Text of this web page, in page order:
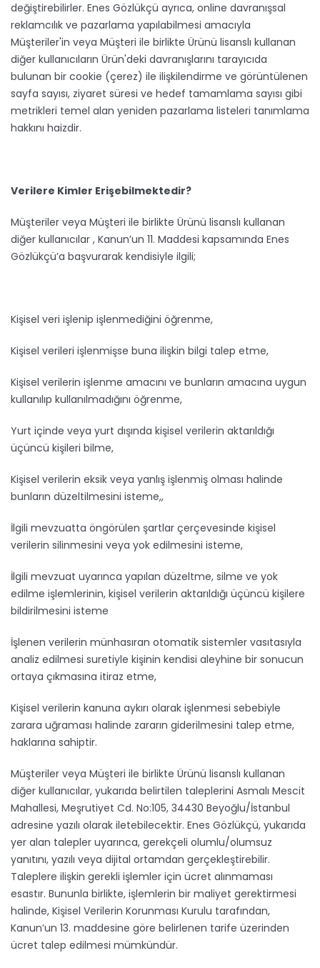
değiştirebilirler. Enes Gözlükçü ayrıca, online davranışsal
reklamcılık ve pazarlama yapılabilmesi amacıyla
Müşteriler'in veya Müşteri ile birlikte Ürünü lisanslı kullanan
diğer kullanıcıların Ürün'deki davranışlarını tarayıcıda
bulunan bir cookie (çerez) ile ilişkilendirme ve görüntülenen
sayfa sayısı, ziyaret süresi ve hedef tamamlama sayısı gibi
metrikleri temel alan yeniden pazarlama listeleri tanımlama
hakkını haizdir.
Verilere Kimler Erişebilmektedir?
Müşteriler veya Müşteri ile birlikte Ürünü lisanslı kullanan
diğer kullanıcılar , Kanun’un 11. Maddesi kapsamında Enes
Gözlükçü’a başvurarak kendisiyle ilgili;
Kişisel veri işlenip işlenmediğini öğrenme,
Kişisel verileri işlenmişse buna ilişkin bilgi talep etme,
Kişisel verilerin işlenme amacını ve bunların amacına uygun
kullanılıp kullanılmadığını öğrenme,
Yurt içinde veya yurt dışında kişisel verilerin aktarıldığı
üçüncü kişileri bilme,
Kişisel verilerin eksik veya yanlış işlenmiş olması halinde
bunların düzeltilmesini isteme,,
İlgili mevzuatta öngörülen şartlar çerçevesinde kişisel
verilerin silinmesini veya yok edilmesini isteme,
İlgili mevzuat uyarınca yapılan düzeltme, silme ve yok
edilme işlemlerinin, kişisel verilerin aktarıldığı üçüncü kişilere
bildirilmesini isteme
İşlenen verilerin münhasıran otomatik sistemler vasıtasıyla
analiz edilmesi suretiyle kişinin kendisi aleyhine bir sonucun
ortaya çıkmasına itiraz etme,
Kişisel verilerin kanuna aykırı olarak işlenmesi sebebiyle
zarara uğraması halinde zararın giderilmesini talep etme,
haklarına sahiptir.
Müşteriler veya Müşteri ile birlikte Ürünü lisanslı kullanan
diğer kullanıcılar, yukarıda belirtilen taleplerini Asmalı Mescit
Mahallesi, Meşrutiyet Cd. No:105, 34430 Beyoğlu/İstanbul
adresine yazılı olarak iletebilecektir. Enes Gözlükçü, yukarıda
yer alan talepler uyarınca, gerekçeli olumlu/olumsuz
yanıtını, yazılı veya dijital ortamdan gerçekleştirebilir.
Taleplere ilişkin gerekli işlemler için ücret alınmaması
esastır. Bununla birlikte, işlemlerin bir maliyet gerektirmesi
halinde, Kişisel Verilerin Korunması Kurulu tarafından,
Kanun’un 13. maddesine göre belirlenen tarife üzerinden
ücret talep edilmesi mümkündür.